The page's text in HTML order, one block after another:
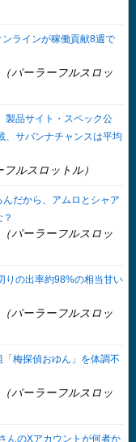
ラインが稼働貢献8週で
パーラーフルスロッ
製品サイト・スペック公
、サバンナチャンスは平均
ルスロットル）
だから、アムロとシャア
パーラーフルスロッ
りの出率約98%の相当甘い
パーラーフルスロッ
梅探偵おゆん」を体調不
パーラーフルスロッ
んのXアカウントが何者か